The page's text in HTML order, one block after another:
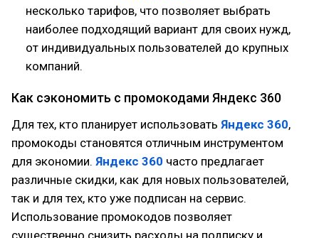
несколько тарифов, что позволяет выбрать
наиболее подходящий вариант для своих нужд,
от индивидуальных пользователей до крупных
компаний.
Как сэкономить с промокодами Яндекс 360
Для тех, кто планирует использовать Яндекс 360,
промокоды становятся отличным инструментом
для экономии. Яндекс 360 часто предлагает
различные скидки, как для новых пользователей,
так и для тех, кто уже подписан на сервис.
Использование промокодов позволяет
существенно снизить расходы на подписку и